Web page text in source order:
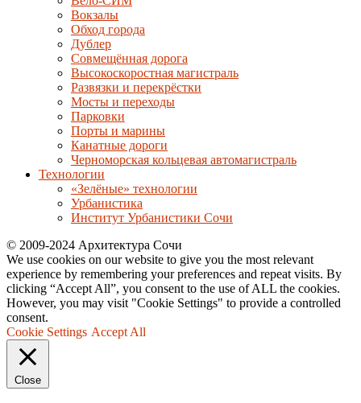
Вокзалы
Обход города
Дублер
Совмещённая дорога
Высокоскоростная магистраль
Развязки и перекрёстки
Мосты и переходы
Парковки
Порты и марины
Канатные дороги
Черноморская кольцевая автомагистраль
Технологии
«Зелёные» технологии
Урбанистика
Институт Урбанистики Сочи
© 2009-2024 Архитектура Сочи
We use cookies on our website to give you the most relevant
experience by remembering your preferences and repeat visits. By
clicking “Accept All”, you consent to the use of ALL the cookies.
However, you may visit "Cookie Settings" to provide a controlled
consent.
Cookie Settings Accept All
Close